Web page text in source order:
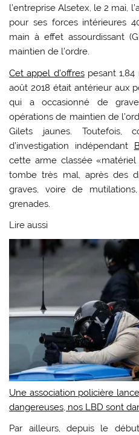
l’entreprise Alsetex, le 2 mai,
pour ses forces intérieures
main à effet assourdissant
maintien de l’ordre.
Cet appel d’offrespesant 1,84
août 2018 était antérieur aux
qui a occasionné de
opérations de maintien de
Gilets jaunes.
d’investigation indépendant
cette arme classée
tombe très mal, après des
graves, voire de
grenades.
Lire aussi
Une association policière
dangereuses, nos LBD sont
Par ailleurs, depuis le